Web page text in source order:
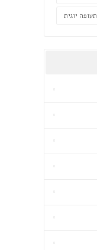
תעופה יוגית